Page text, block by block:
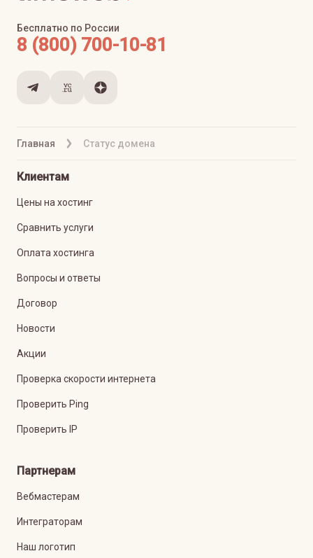
Главная Статус домена
Бесплатно по России
8 (800) 700-10-81
Клиентам
Цены на хостинг
Сравнить услуги
Оплата хостинга
Вопросы и ответы
Договор
Новости
Акции
Проверка скорости интернета
Проверить Ping
Проверить IP
Партнерам
Вебмастерам
Интеграторам
Наш логотип